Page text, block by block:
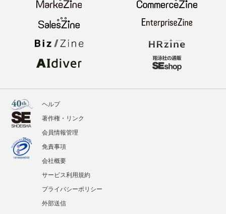
ヘルプ
著作権・リンク
会員情報管理
免責事項
会社概要
サービス利用規約
プライバシーポリシー
外部送信